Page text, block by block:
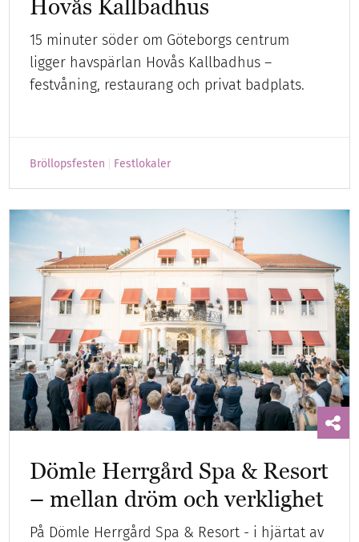
Hovås Kallbadhus
15 minuter söder om Göteborgs centrum
ligger havspärlan Hovås Kallbadhus –
festvåning, restaurang och privat badplats.
Bröllopsfesten Festlokaler
Dömle Herrgård Spa & Resort
– mellan dröm och verklighet
På Dömle Herrgård Spa & Resort - i hjärtat av